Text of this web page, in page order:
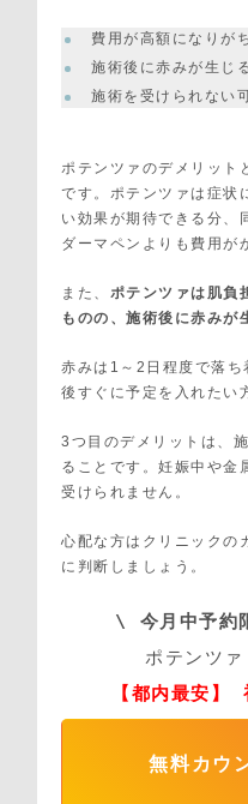
費用が高額になりが
施術後に赤みが生じ
施術を受けられない
ポテンツァのデメリット
です。ポテンツァは症状
い効果が期待できる分、
ダーマペンよりも費用が
また、 ポテンツァは肌負
ものの、施術後に赤みが
赤みは1～2日程度で落
後すぐに予定を入れたい
3つ目のデメリットは、
ることです。妊娠中や金
受けられません。
心配な方はクリニックの
に判断しましょう。
\ 今月中予約
ポテンツ
【都内最安
無料カウ